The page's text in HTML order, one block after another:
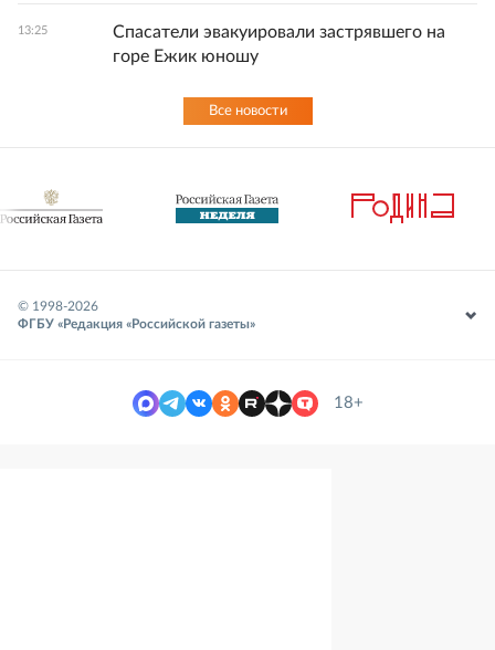
13:25
Спасатели эвакуировали застрявшего на
горе Ежик юношу
Все новости
© 1998-2026
ФГБУ «Редакция «Российской газеты»
18+